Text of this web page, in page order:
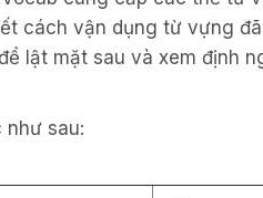
cách vận dụng từ vựng
lật mặt sau và xem định
như sau: